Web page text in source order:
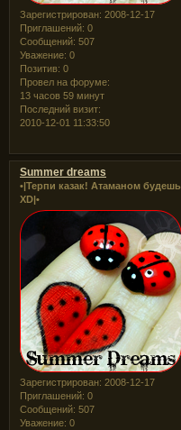
Зарегистрирован: 2008-12-17
Приглашений: 0
Сообщений: 507
Уважение: 0
Позитив: 0
Провел на форуме:
13 часов 59 минут
Последний визит:
2010-12-01 11:33:50
Summer dreams
•|Терпи казак! Атаманом будешь
XD|•
Зарегистрирован: 2008-12-17
Приглашений: 0
Сообщений: 507
Уважение: 0